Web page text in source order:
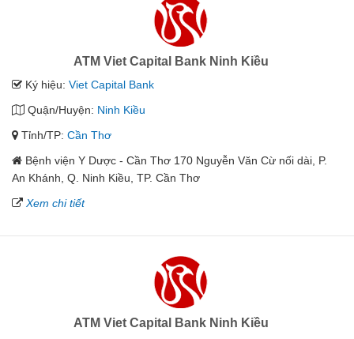
ATM Viet Capital Bank Ninh Kiều
Ký hiệu: Viet Capital Bank
Quận/Huyện: Ninh Kiều
Tỉnh/TP: Cần Thơ
Bệnh viện Y Dược - Cần Thơ 170 Nguyễn Văn Cừ nối dài, P.
An Khánh, Q. Ninh Kiều, TP. Cần Thơ
Xem chi tiết
ATM Viet Capital Bank Ninh Kiều